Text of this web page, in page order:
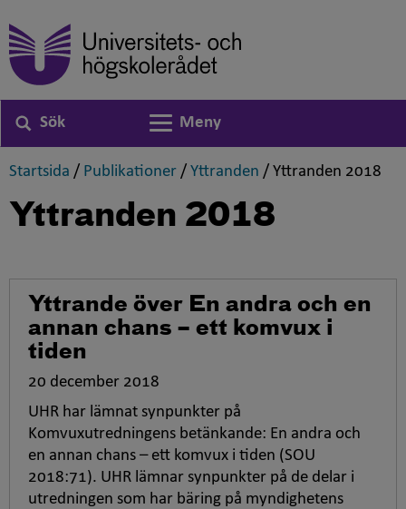
Sök
Växla navigering
Meny
Startsida ,
/ Publikationer ,
/ Yttranden ,
/ Yttranden 2018
Yttranden 2018
Yttrande över En andra och en
annan chans – ett komvux i
tiden
20 december 2018
UHR har lämnat synpunkter på
Komvuxutredningens betänkande: En andra och
en annan chans – ett komvux i tiden (SOU
2018:71). UHR lämnar synpunkter på de delar i
utredningen som har bäring på myndighetens